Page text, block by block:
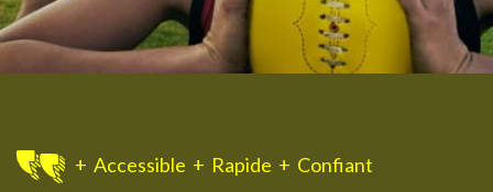
+ Accessible + Rapide + Confiant